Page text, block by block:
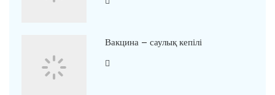
Вакцина – саулық кепілі